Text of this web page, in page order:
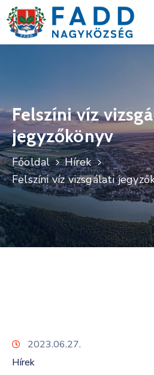
Hivatal
Fadd
Nagyközség
Turisztika
Választási
Információk
Események
Felszíni víz
jegyzőkönyv
Főoldal
Hírek
Felszíni víz vizsgálati
2023.06.27.
Hírek